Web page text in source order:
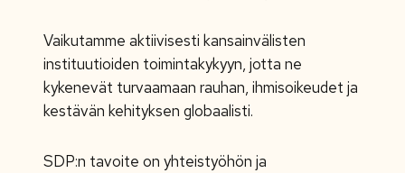
Vaikutamme aktiivisesti kansainvälisten
instituutioiden toimintakykyyn, jotta ne
kykenevät turvaamaan rauhan, ihmisoikeudet ja
kestävän kehityksen globaalisti.
SDP:n tavoite on yhteistyöhön ja